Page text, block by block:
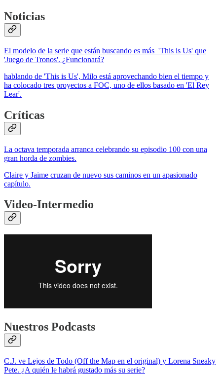
Noticias
El modelo de la serie que están buscando es más 'This is Us' que
'Juego de Tronos'. ¿Funcionará?
hablando de 'This is Us', Milo está aprovechando bien el tiempo y
ha colocado tres proyectos a FOC, uno de ellos basado en 'El Rey
Lear'.
Críticas
La octava temporada arranca celebrando su episodio 100 con una
gran horda de zombies.
Claire y Jaime cruzan de nuevo sus caminos en un apasionado
capítulo.
Video-Intermedio
Nuestros Podcasts
C.J. ve Lejos de Todo (Off the Map en el original) y Lorena Sneaky
Pete. ¿A quién le habrá gustado más su serie?